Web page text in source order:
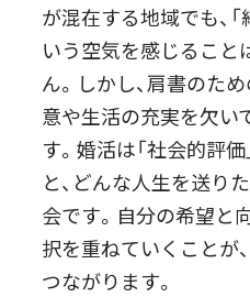
が混在する地域でも、
いう空気を感じること
ん。しかし、肩書のた
意や生活の充実を欠い
す。婚活は「社会的評価
と、どんな人生を送り
会です。自分の希望と
択を重ねていくことが
つながります。